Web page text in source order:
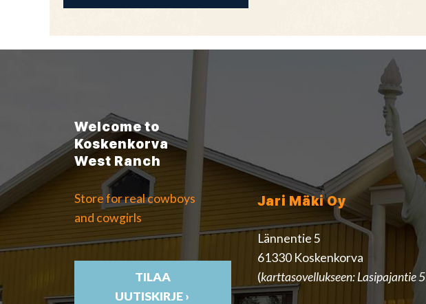
Welcome to
Koskenkorva
West Ranch
Store for real cowboys
and cowgirls
TILAA
UUTISKIRJE ›
Jari Mäki Oy
Lännentie 5
61330 Koskenkorva
(karttasovellukseen: Lasipajantie 5